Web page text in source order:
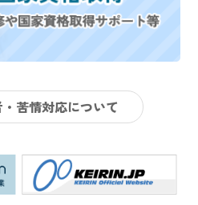
苦情対応について